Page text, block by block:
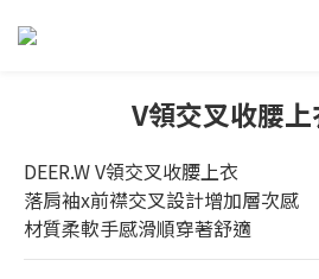
V領交叉收腰
DEER.W V領交叉收腰上衣
落肩袖x前襟交叉設計增加層次感
材質柔軟手感滑順穿著舒適